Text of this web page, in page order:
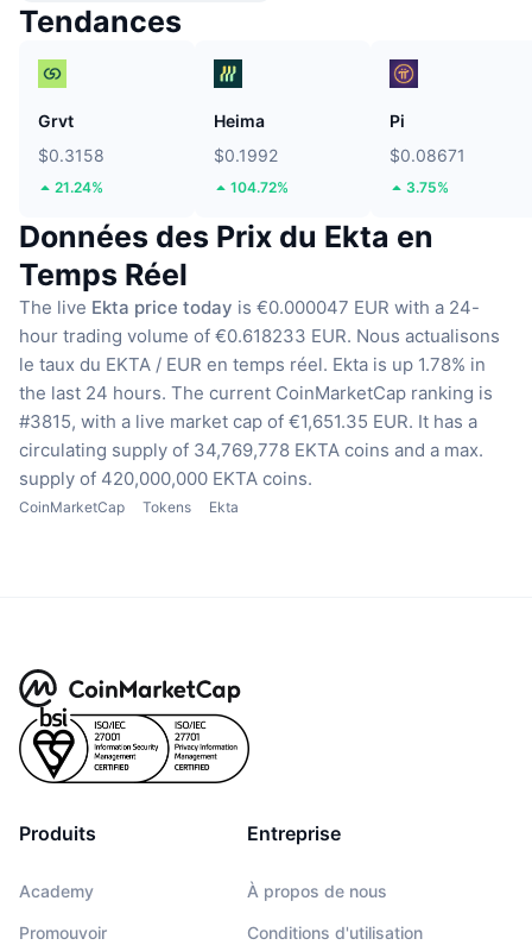
Tendances
Grvt
$0.3158
21.24%
Heima
$0.1992
104.72%
Pi
$0.08671
3.75%
Données des Prix du Ekta en
Temps Réel
The live Ekta price today is €0.000047 EUR with a 24-
hour trading volume of €0.618233 EUR. Nous actualisons
le taux du EKTA / EUR en temps réel. Ekta is up 1.78% in
the last 24 hours. The current CoinMarketCap ranking is
#3815, with a live market cap of €1,651.35 EUR. It has a
circulating supply of 34,769,778 EKTA coins and a max.
supply of 420,000,000 EKTA coins.
CoinMarketCap Tokens Ekta
Produits
Academy
Promouvoir
Entreprise
À propos de nous
Conditions d'utilisation